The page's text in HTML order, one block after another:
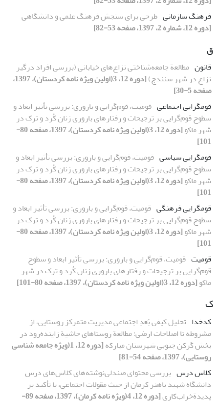
فرهنگ سازمانی طرحی برای سنجش فرهنگ علمی و دانشگاهی
[دوره 12، شماره 2، 1397، صفحه 53-82]
ق
قانون مطالعة جامعه‌شناختی نزاع‌های خیابانی (بررسی افراد درگیر
نزاع در شهر سنندج)
[دوره 12، 3(اولین ویژه نامه کردستان)، 1397،
صفحه 5-30]
قوم­گرایی اجتماعی قومیت، قوم‌گرایی و باروری: بررسی تأثیر ابعاد و
سطوح قوم‌گرایی بر ترجیحات و رفتارهای باروری زنان کُرد و ترک در
شهر ماکو
[دوره 12، 3(اولین ویژه نامه کردستان)، 1397، صفحه 80-
101]
قوم­گرایی سیاسی قومیت، قوم‌گرایی و باروری: بررسی تأثیر ابعاد و
سطوح قوم‌گرایی بر ترجیحات و رفتارهای باروری زنان کُرد و ترک در
شهر ماکو
[دوره 12، 3(اولین ویژه نامه کردستان)، 1397، صفحه 80-
101]
قوم­گرایی فرهنگی قومیت، قوم‌گرایی و باروری: بررسی تأثیر ابعاد و
سطوح قوم‌گرایی بر ترجیحات و رفتارهای باروری زنان کُرد و ترک در
شهر ماکو
[دوره 12، 3(اولین ویژه نامه کردستان)، 1397، صفحه 80-
101]
قومیت قومیت، قوم‌گرایی و باروری: بررسی تأثیر ابعاد و سطوح
قوم‌گرایی بر ترجیحات و رفتارهای باروری زنان کُرد و ترک در شهر
ماکو[دوره 12، 3(اولین ویژه نامه کردستان)، 1397، صفحه 80-101]
ک
کدخدا تحلیل کیفی بُعدِ اجتماعی مدیریت متمرکز روستایی، از
مشروطه تا اصلاحات ارضی: مطالعة روستاهای حاشیة زاینده‌رود در
بخش گرکن جنوبی شهرستان مبارکه
[دوره 12، 1(ویژه جامعه شناسی
روستایی)، 1397، صفحه 54-81]
کلاس درس بررسی محتوای صندلی‌نوشته‌های کلاس‌های درس
دانشگاه شهید باهنر کرمان از حیث مقولات اجتماعی، با تأکید بر
پدیدةخراب‌کاری
[دوره 12، 4(ویژه نامه کرمان)، 1397، صفحه 89-